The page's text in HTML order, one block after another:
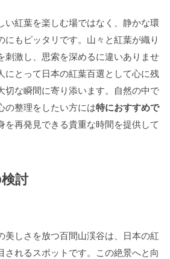
い紅葉を楽しむ場ではなく、静かな環
にもピッタリです。山々と紅葉が織り
刺激し、思索を深めるに違いありませ
にとって日本の紅葉百選として心に残
切な瞬間に寄り添います。自然の中で
の整理をしたい方には特におすすめで
を再発見できる貴重な時間を提供して
討
美しさを放つ百間山渓谷は、日本の紅
されるスポットです。この絶景へと向